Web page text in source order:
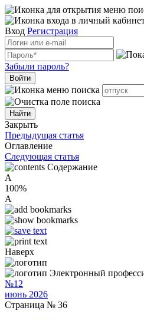
Вход Регистрация
Забыли пароль?
Войти
Закрыть
Предыдущая статья
Оглавление
Следующая статья
Содержание
A
100%
A
Наверх
Электронный
№12
июнь 2026
Страница № 36